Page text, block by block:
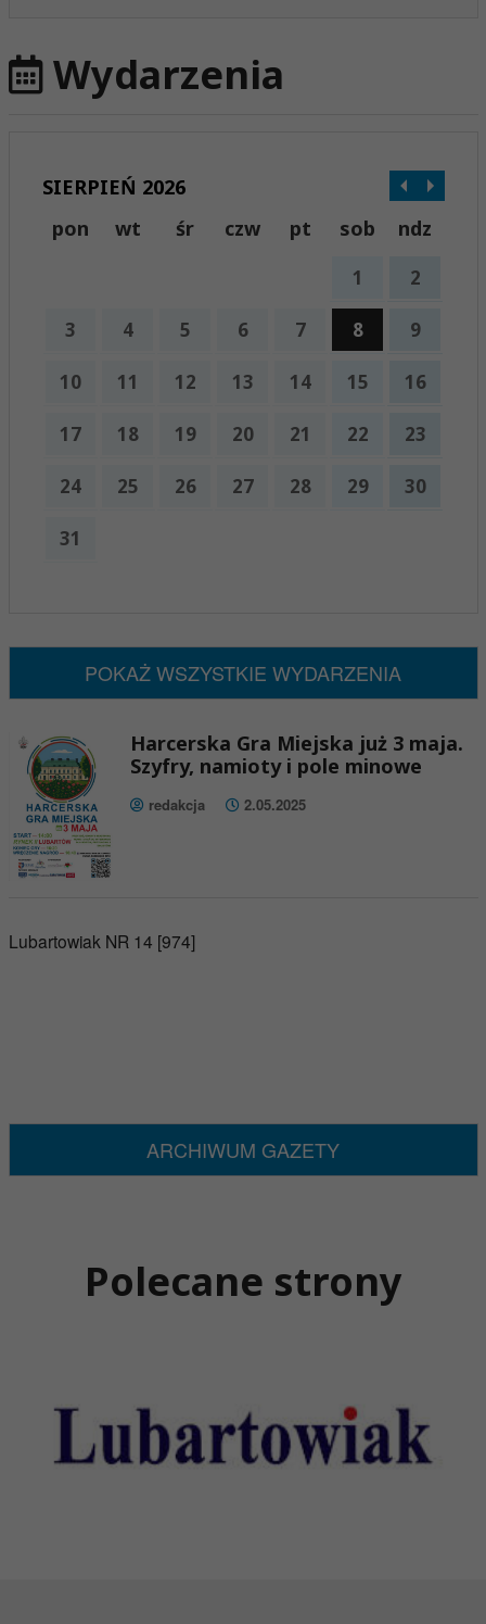
Wydarzenia
SIERPIEŃ 2026
pon
wt śr czw pt sob ndz
1 2
3 4 5 6 7 8 9
10 11 12 13 14 15 16
17 18 19 20 21 22 23
24 25 26 27 28 29 30
31
POKAŻ WSZYSTKIE WYDARZENIA
Harcerska Gra Miejska już 3 maja.
Szyfry, namioty i pole minowe
redakcja 2.05.2025
Lubartowiak NR 14 [974]
ARCHIWUM GAZETY
Polecane strony